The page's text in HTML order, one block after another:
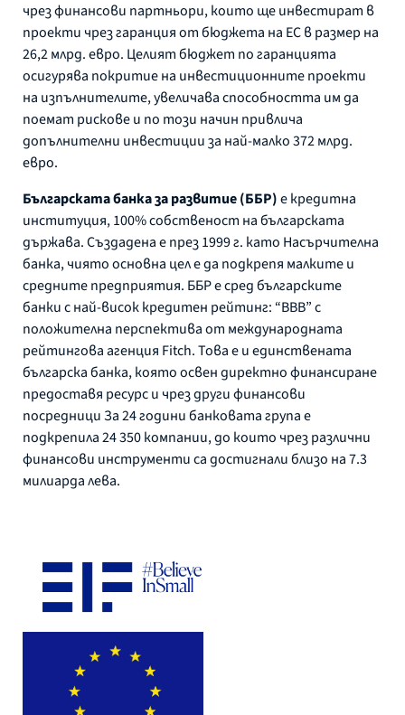
чрез финансови партньори, които ще инвестират в
проекти чрез гаранция от бюджета на ЕС в размер на
26,2 млрд. евро. Целият бюджет по гаранцията
осигурява покритие на инвестиционните проекти
на изпълнителите, увеличава способността им да
поемат рискове и по този начин привлича
допълнителни инвестиции за най-малко 372 млрд.
eвро.
Българската банка за развитие (ББР)е кредитна
институция, 100% собственост на българската
държава. Създадена е през 1999 г. като Насърчителна
банка, чиято основна цел е да подкрепя малките и
средните предприятия. ББР е сред българските
банки с най-висок кредитен рейтинг: “BBB” с
положителна перспектива от международната
рейтингова агенция Fitch. Това е и единствената
българска банка, която освен директно финансиране
предоставя ресурс и чрез други финансови
посредници За 24 години банковата група е
подкрепила 24 350 компании, до които чрез различни
финансови инструменти са достигнали близо на 7.3
милиарда лева.